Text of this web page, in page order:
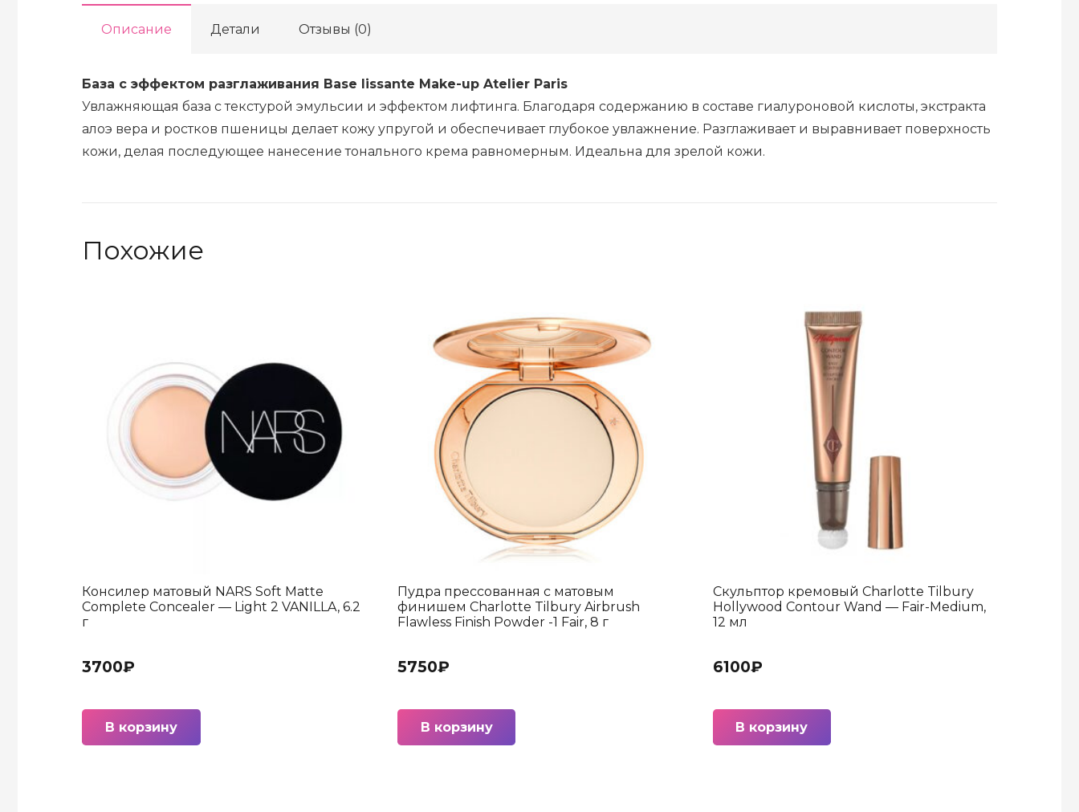
COSMETICS)
Make
Up
Primer
Описание Детали Отзывы (0)
База с эффектом разглаживания Base lissante Make-up Atelier Paris
Увлажняющая база с текстурой эмульсии и эффектом лифтинга. Благодаря содержанию в составе гиалуроновой кислоты, экстракта
алоэ вера и ростков пшеницы делает кожу упругой и обеспечивает глубокое увлажнение. Разглаживает и выравнивает поверхность
кожи, делая последующее нанесение тонального крема равномерным. Идеальна для зрелой кожи.
Похожие
Консилер матовый NARS Soft Matte
Complete Concealer — Light 2 VANILLA, 6.2
г
3700₽
В корзину
Пудра прессованная с матовым
финишем Charlotte Tilbury Airbrush
Flawless Finish Powder -1 Fair, 8 г
5750₽
В корзину
Скульптор кремовый Charlotte Tilbury
Hollywood Contour Wand — Fair-Medium,
12 мл
6100₽
В корзину